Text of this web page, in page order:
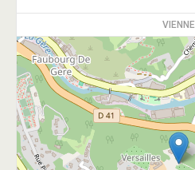
VIENNE